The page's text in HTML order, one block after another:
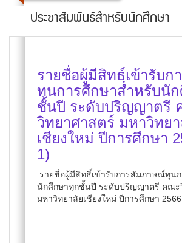
ประชาสัมพันธ์สำหรับนักศึกษา
รายชื่อผู้มีสิทธฺ์เข้ารับ
ทุนการศึกษาสำหรับนั
ชั้นปี ระดับปริญญาตรี
วิทยาศาสตร์ มหาวิทย
เชียงใหม่ ปีการศึกษา
1)
รายชื่อผู้มีสิทธิ์เข้ารับการสัมภาษณ์ทุน
นักศึกษาทุกชั้นปี ระดับปริญญาตรี คณะ
มหาวิทยาลัยเชียงใหม่ ปีการศึกษา